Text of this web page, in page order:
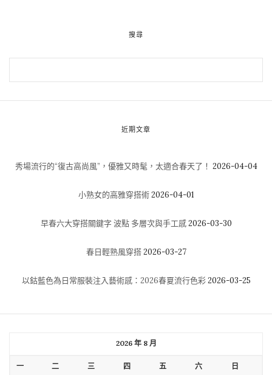
搜尋
近期文章
秀場流行的“復古高尚風”，優雅又時髦，太適合春天了！ 2026-04-04
小熟女的高雅穿搭術 2026-04-01
早春六大穿搭關鍵字 波點 多層次與手工感 2026-03-30
春日輕熟風穿搭 2026-03-27
以鈷藍色為日常服裝注入藝術感：2026春夏流行色彩 2026-03-25
2026 年 8 月
一 二 三 四 五 六 日